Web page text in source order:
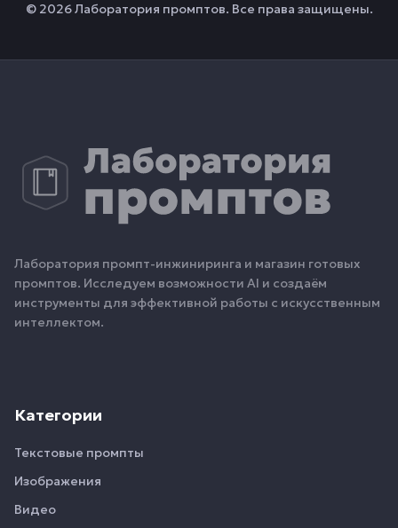
© 2026 Лаборатория промптов. Все права защищены.
Лаборатория промпт-инжиниринга и магазин готовых
промптов. Исследуем возможности AI и создаём
инструменты для эффективной работы с искусственным
интеллектом.
Категории
Текстовые промпты
Изображения
Видео